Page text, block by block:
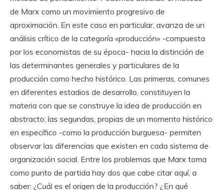
de Marx como un movimiento progresivo de
aproximación. En este caso en particular, avanza de un
análisis crítico de la categoría «producción» -compuesta
por los economistas de su época- hacia la distinción de
las determinantes generales y particulares de la
producción como hecho histórico. Las primeras, comunes
en diferentes estadios de desarrollo, constituyen la
materia con que se construye la idea de producción en
abstracto; las segundas, propias de un momento histórico
en específico -como la producción burguesa- permiten
observar las diferencias que existen en cada sistema de
organización social. Entre los problemas que Marx toma
como punto de partida hay dos que cabe citar aquí, a
saber: ¿Cuál es el origen de la producción? ¿En qué